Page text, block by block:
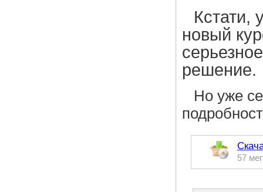
Кстати,
новый
решение.
Но уже
57